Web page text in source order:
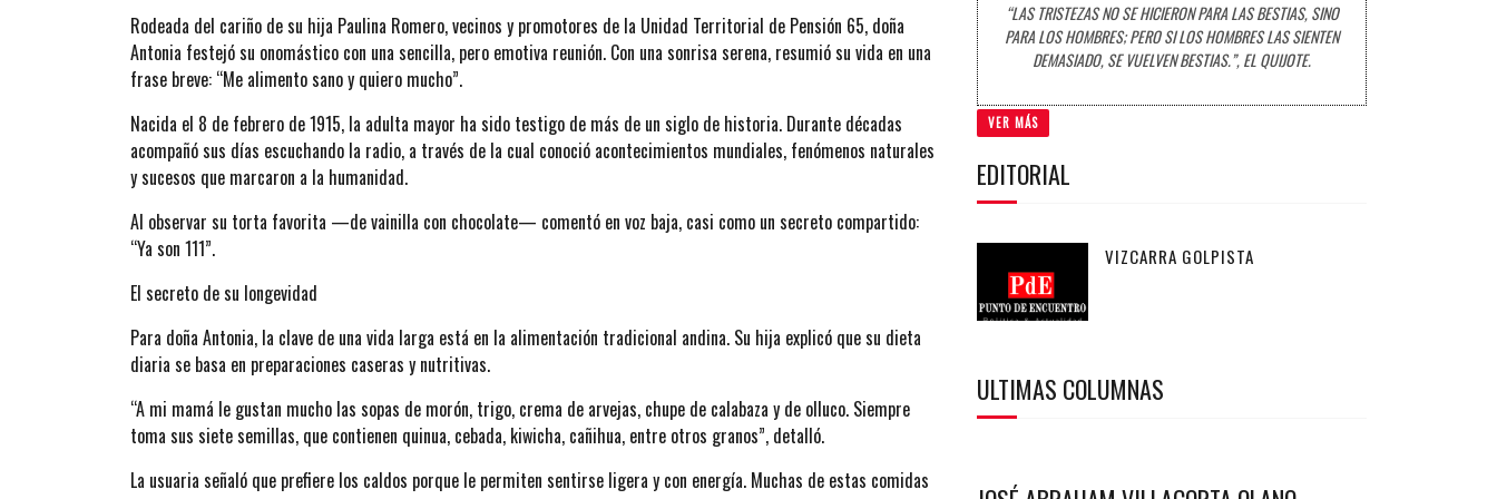
Rodeada del cariño de su hija Paulina Romero, vecinos y promotores de la Unidad Territorial de Pensión 65, doña
Antonia festejó su onomástico con una sencilla, pero emotiva reunión. Con una sonrisa serena, resumió su vida en una
frase breve: “Me alimento sano y quiero mucho”.
Nacida el 8 de febrero de 1915, la adulta mayor ha sido testigo de más de un siglo de historia. Durante décadas
acompañó sus días escuchando la radio, a través de la cual conoció acontecimientos mundiales, fenómenos naturales
y sucesos que marcaron a la humanidad.
Al observar su torta favorita —de vainilla con chocolate— comentó en voz baja, casi como un secreto compartido:
“Ya son 111”.
El secreto de su longevidad
Para doña Antonia, la clave de una vida larga está en la alimentación tradicional andina. Su hija explicó que su dieta
diaria se basa en preparaciones caseras y nutritivas.
“A mi mamá le gustan mucho las sopas de morón, trigo, crema de arvejas, chupe de calabaza y de olluco. Siempre
toma sus siete semillas, que contienen quinua, cebada, kiwicha, cañihua, entre otros granos”, detalló.
La usuaria señaló que prefiere los caldos porque le permiten sentirse ligera y con energía. Muchas de estas comidas
“LAS TRISTEZAS NO SE HICIERON PARA LAS BESTIAS, SINO
PARA LOS HOMBRES; PERO SI LOS HOMBRES LAS SIENTEN
DEMASIADO, SE VUELVEN BESTIAS.”, EL QUIJOTE.
VER MÁS
EDITORIAL
VIZCARRA GOLPISTA
ULTIMAS COLUMNAS